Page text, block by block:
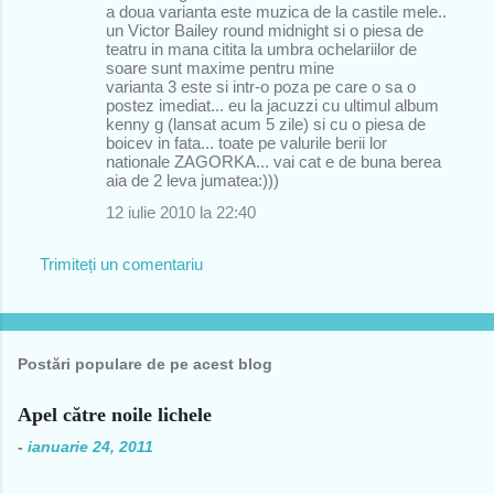
a doua varianta este muzica de la castile mele..
un Victor Bailey round midnight si o piesa de
teatru in mana citita la umbra ochelariilor de
soare sunt maxime pentru mine
varianta 3 este si intr-o poza pe care o sa o
postez imediat... eu la jacuzzi cu ultimul album
kenny g (lansat acum 5 zile) si cu o piesa de
boicev in fata... toate pe valurile berii lor
nationale ZAGORKA... vai cat e de buna berea
aia de 2 leva jumatea:)))
12 iulie 2010 la 22:40
Trimiteți un comentariu
Postări populare de pe acest blog
Apel către noile lichele
- ianuarie 24, 2011